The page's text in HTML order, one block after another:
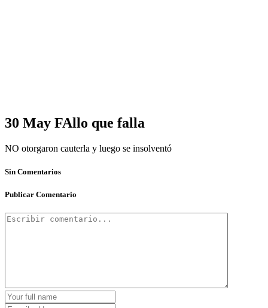
30 May FAllo que falla
NO otorgaron cauterla y luego se insolventó
Sin Comentarios
Publicar Comentario